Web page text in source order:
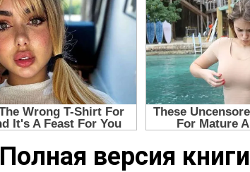
Полная версия